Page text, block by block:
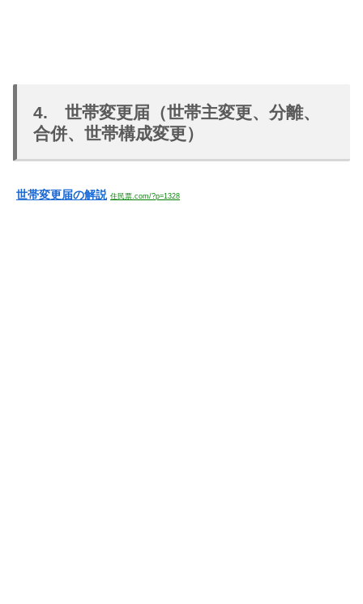
4. 世帯変更届（世帯主変更、分離、
合併、世帯構成変更）
世帯変更届の解説 住民票.com/?p=1328